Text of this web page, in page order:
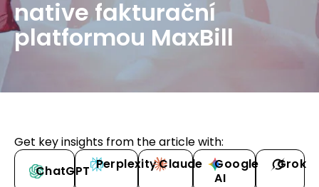
native fakturační
platformou MaxBill
Get key insights from the article with:
ChatGPT PerplexityClaude
Google
AI
Grok